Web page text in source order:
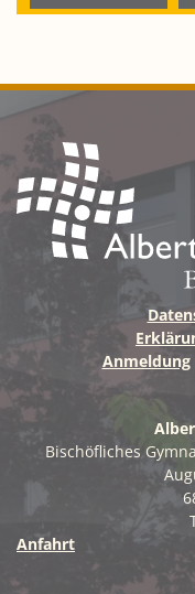
Anmeldung
Bischöfliches
Anfahrt